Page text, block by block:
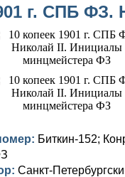
1894)
1881)
1855)
1796)
г. СПБ ФЗ.
Биткин-152;
Санкт-